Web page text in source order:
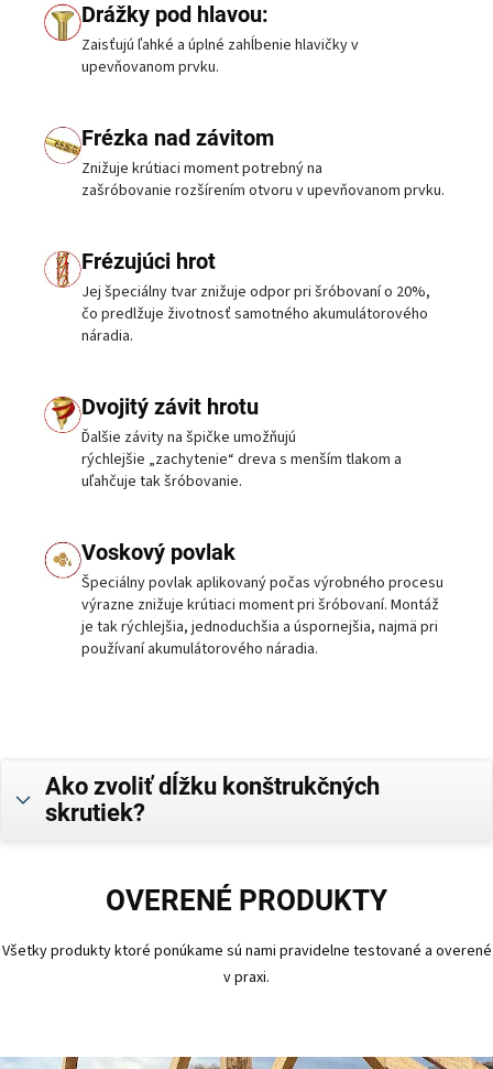
Drážky pod hlavou:
Zaisťujú ľahké a úplné zahĺbenie hlavičky v
upevňovanom prvku.
Frézka nad závitom
Znižuje krútiaci moment potrebný na
zašróbovanie rozšírením otvoru v upevňovanom prvku.
Frézujúci hrot
Jej špeciálny tvar znižuje odpor pri šróbovaní o 20%,
čo predlžuje životnosť samotného akumulátorového
náradia.
Dvojitý závit hrotu
Ďalšie závity na špičke umožňujú
rýchlejšie „zachytenie“ dreva s menším tlakom a
uľahčuje tak šróbovanie.
Voskový povlak
Špeciálny povlak aplikovaný počas výrobného procesu
výrazne znižuje krútiaci moment pri šróbovaní. Montáž
je tak rýchlejšia, jednoduchšia a úspornejšia, najmä pri
používaní akumulátorového náradia.
Ako zvoliť dĺžku konštrukčných
skrutiek?
OVERENÉ PRODUKTY
Všetky produkty ktoré ponúkame sú nami pravidelne testované a overené
v praxi.